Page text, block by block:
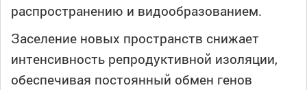
распространению и видообразованием.
Заселение новых пространств снижает
интенсивность репродуктивной изоляции,
обеспечивая постоянный обмен генов